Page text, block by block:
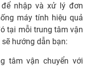
nhập và xử lý đơn
máy tính hiệu quả
tại mỗi trung tâm vận
hướng dẫn bạn:
tâm vận chuyển với